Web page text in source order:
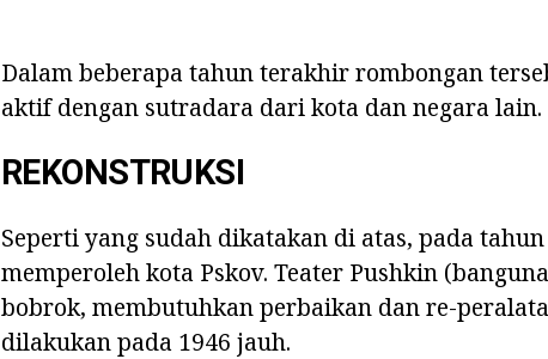
Dalam beberapa tahun terakhir rombongan
aktif dengan sutradara dari kota dan negara lain.
REKONSTRUKSI
Seperti yang sudah dikatakan di atas, pada
memperoleh kota Pskov. Teater Pushkin
bobrok, membutuhkan perbaikan dan re-
dilakukan pada 1946 jauh.